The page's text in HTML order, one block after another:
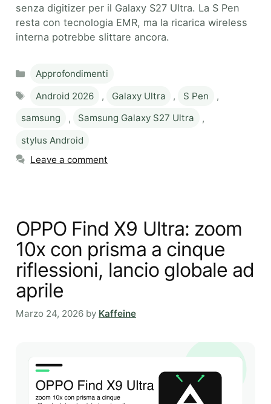
senza digitizer per il Galaxy S27 Ultra. La S Pen
resta con tecnologia EMR, ma la ricarica wireless
interna potrebbe slittare ancora.
Categories
Approfondimenti
Tags
Android 2026 , Galaxy Ultra , S Pen
,
samsung
, Samsung Galaxy S27 Ultra
,
stylus Android
Leave a comment
OPPO Find X9 Ultra: zoom
10x con prisma a cinque
riflessioni, lancio globale ad
aprile
Marzo 24, 2026 by Kaffeine